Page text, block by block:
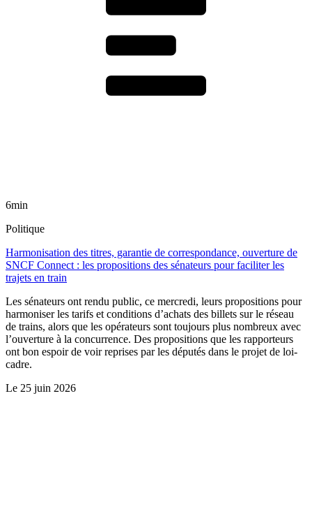
6min
Politique
Harmonisation des titres, garantie de correspondance, ouverture de
SNCF Connect : les propositions des sénateurs pour faciliter les
trajets en train
Les sénateurs ont rendu public, ce mercredi, leurs propositions pour
harmoniser les tarifs et conditions d’achats des billets sur le réseau
de trains, alors que les opérateurs sont toujours plus nombreux avec
l’ouverture à la concurrence. Des propositions que les rapporteurs
ont bon espoir de voir reprises par les députés dans le projet de loi-
cadre.
Le 25 juin 2026